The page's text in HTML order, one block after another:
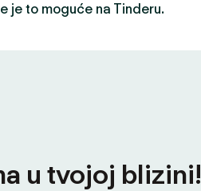
je to moguće na Tinderu.
u tvojoj blizini!